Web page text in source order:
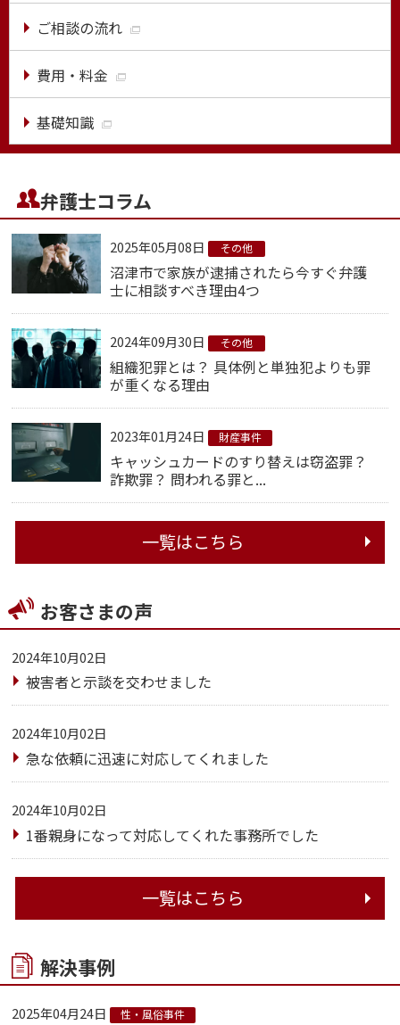
ご相談の流れ
費用・料金
基礎知識
弁護士コラム
2025年05月08日 その他
沼津市で家族が逮捕されたら今すぐ弁護
士に相談すべき理由4つ
2024年09月30日 その他
組織犯罪とは？ 具体例と単独犯よりも罪
が重くなる理由
2023年01月24日 財産事件
キャッシュカードのすり替えは窃盗罪？
詐欺罪？ 問われる罪と...
一覧はこちら
お客さまの声
2024年10月02日
被害者と示談を交わせました
2024年10月02日
急な依頼に迅速に対応してくれました
2024年10月02日
1番親身になって対応してくれた事務所でした
一覧はこちら
解決事例
2025年04月24日 性・風俗事件